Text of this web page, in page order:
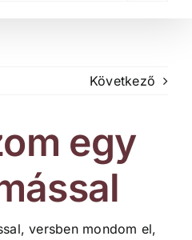
Következő
egy
versben mondom el,